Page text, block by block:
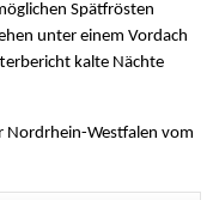
Spätfrösten
unter einem Vordach
kalte Nächte
Nordrhein-Westfalen vom